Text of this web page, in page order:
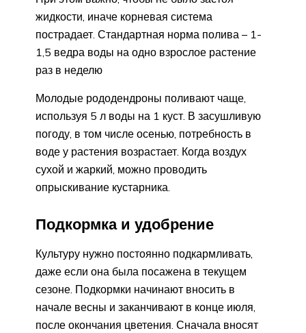
жидкости, иначе корневая система
пострадает. Стандартная норма полива – 1-
1,5 ведра воды на одно взрослое растение
раз в неделю
Молодые рододендроны поливают чаще,
используя 5 л воды на 1 куст. В засушливую
погоду, в том числе осенью, потребность в
воде у растения возрастает. Когда воздух
сухой и жаркий, можно проводить
опрыскивание кустарника.
Подкормка и удобрение
Культуру нужно постоянно подкармливать,
даже если она была посажена в текущем
сезоне. Подкормки начинают вносить в
начале весны и заканчивают в конце июля,
после окончания цветения. Сначала вносят